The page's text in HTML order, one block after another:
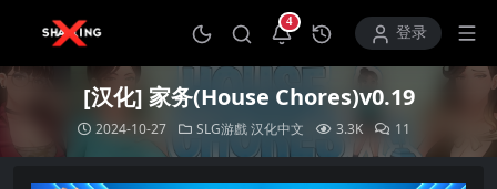
4
打开通知中心登录
[汉化] 家务(House Chores)v0.19
2024-10-27 SLG游戲汉化中文 3.3K 11